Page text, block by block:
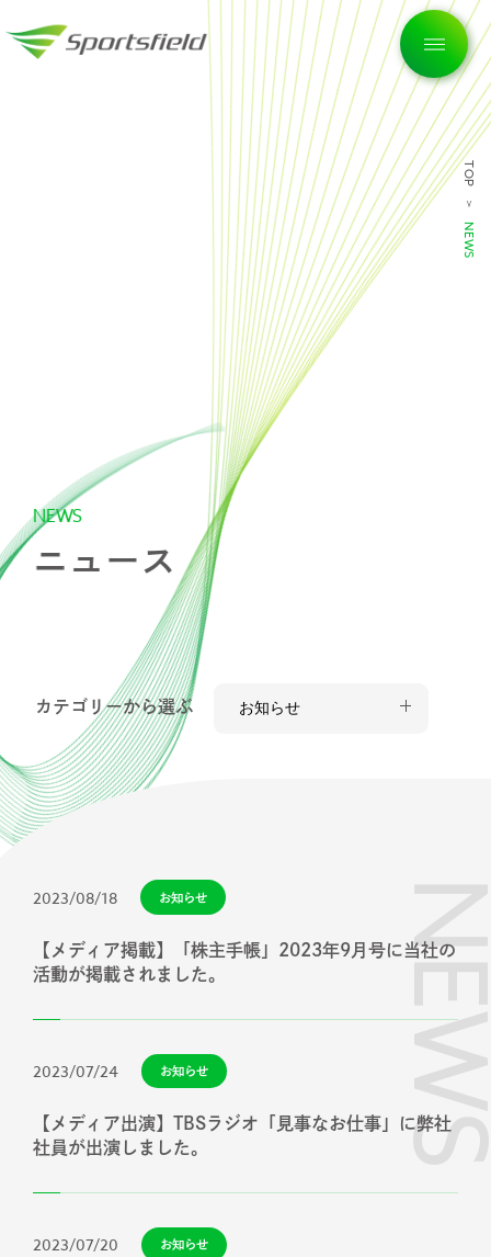
トップページ
企業情報
私たちの想い
サービス
社会・CSR
健康経営について
TOP
NEWS
NEWS
ニ ュ ース
カテゴリーから選ぶ
2023/08/18 お知らせ
【メディア掲載】「株主手帳」2023年9月号に当社の
活動が掲載されました。
2023/07/24 お知らせ
【メディア出演】TBSラジオ「見事なお仕事」に弊社
社員が出演しました。
2023/07/20 お知らせ